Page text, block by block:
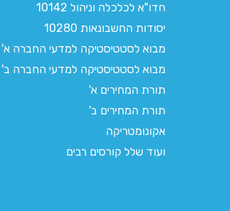
חדו"א לכלכלה וניהול 10142
יסודות החשבונאות 10280
מבוא לסטטיסטיקה למדעי החברה א'
מבוא לסטטיסטיקה למדעי החברה ב'
תורת המחירים א'
תורת המחירים ב'
אקונומטריקה
ועוד שלל קורסים רבים